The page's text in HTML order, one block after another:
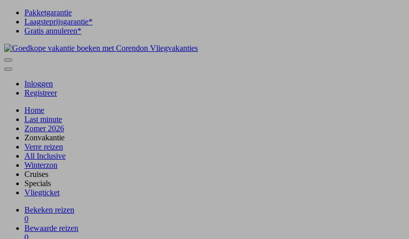
Pakketgarantie
Laagsteprijsgarantie*
Gratis annuleren*
Inloggen
Registreer
Home
Last minute
Zomer 2026
Zonvakantie
Verre reizen
All Inclusive
Winterzon
Cruises
Specials
Vliegticket
Bekeken reizen
0
Bewaarde reizen
0